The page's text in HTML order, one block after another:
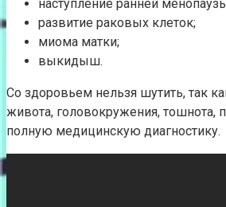
наступление ранней
развитие раковых клеток;
миома матки;
выкидыш.
Со здоровьем нельзя шутить, так
живота, головокружения, тошнота,
полную медицинскую диагностику.